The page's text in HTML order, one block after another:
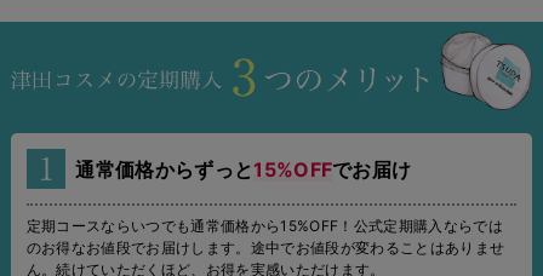
通常価格からずっと15%OFFでお届け
定期コースならいつでも通常価格から15%OFF！公式定期購入ならでは
のお得なお値段でお届けします。途中でお値段が変わることはありませ
ん。続けていただくほど、お得を実感いただけます。